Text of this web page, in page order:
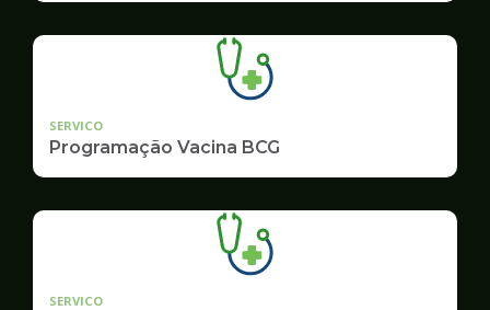
SERVICO
Programação Vacina BCG
SERVICO